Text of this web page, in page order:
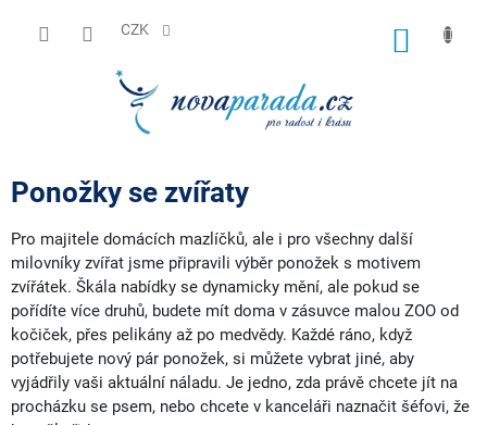
CZK
Ponožky se zvířaty
Pro majitele domácích mazlíčků, ale i pro všechny další
milovníky zvířat jsme připravili výběr ponožek s motivem
zvířátek. Škála nabídky se dynamicky mění, ale pokud se
pořídíte více druhů, budete mít doma v zásuvce malou ZOO od
kočiček, přes pelikány až po medvědy. Každé ráno, když
potřebujete nový pár ponožek, si můžete vybrat jiné, aby
vyjádřily vaši aktuální náladu. Je jedno, zda právě chcete jít na
procházku se psem, nebo chcete v kanceláři naznačit šéfovi, že